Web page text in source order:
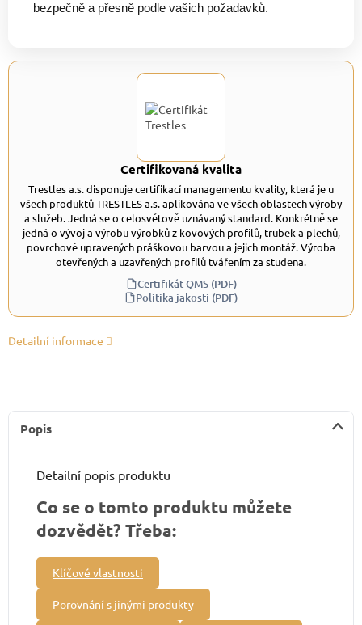
bezpečně a přesně podle vašich požadavků.
Certifikovaná kvalita
Trestles a.s. disponuje certifikací managementu kvality, která je u
všech produktů TRESTLES a.s. aplikována ve všech oblastech výroby
a služeb. Jedná se o celosvětově uznávaný standard. Konkrétně se
jedná o vývoj a výrobu výrobků z kovových profilů, trubek a plechů,
povrchově upravených práškovou barvou a jejich montáž. Výroba
otevřených a uzavřených profilů tvářením za studena.
Certifikát QMS (PDF)
Politika jakosti (PDF)
Detailní informace
Popis
Detailní popis produktu
Co se o tomto produktu můžete
dozvědět? Třeba:
Klíčové vlastnosti
Porovnání s jinými produkty